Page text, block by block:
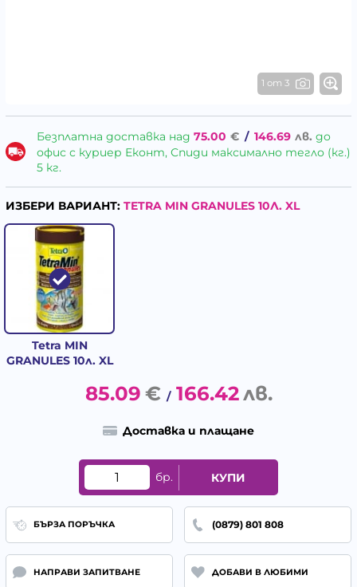
1 от 3
Безплатна доставка над 75.00 € / 146.69 лв. до
офис с куриер Еконт, Спиди максимално тегло (кг.)
5 кг.
ИЗБЕРИ ВАРИАНТ: TETRA MIN GRANULES 10Л. XL
Tetra MIN
GRANULES 10л. XL
85.09 € / 166.42лв.
Доставка и плащане
бр. КУПИ
БЪРЗА ПОРЪЧКА (0879) 801 808
НАПРАВИ ЗАПИТВАНЕ ДОБАВИ В ЛЮБИМИ